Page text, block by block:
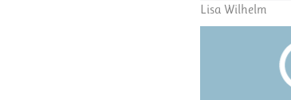
Lisa Wilhelm